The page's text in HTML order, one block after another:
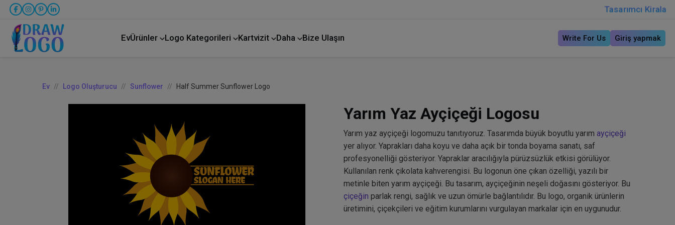
Tasarımcı Kirala
EvÜrünler Logo Kategorileri Kartvizit Daha Bize Ulaşın Write For Us Giriş yapmak
Ev Logo Oluşturucu Sunflower Half Summer Sunflower Logo
Yarım Yaz Ayçiçeği Logosu
Yarım yaz ayçiçeği logomuzu tanıtıyoruz. Tasarımda büyük boyutlu yarım ayçiçeği
yer alıyor. Yaprakları daha koyu ve daha açık bir tonda boyama sanatı, saf
profesyonelliği gösteriyor. Yapraklar aracılığıyla pürüzsüzlük etkisi görülüyor.
Kullanılan renk çikolata kahverengisi. Bu logonun öne çıkan özelliği, yazılı bir
metinle biten yarım ayçiçeği. Bu tasarım, ayçiçeğinin neşeli doğasını gösteriyor. Bu
çiçeğin parlak rengi, sağlık ve uzun ömürle bağlantılıdır. Bu logo, organik ürünlerin
üretimini, çiçekçileri ve eğitim kurumlarını vurgulayan markalar için en uygunudur.